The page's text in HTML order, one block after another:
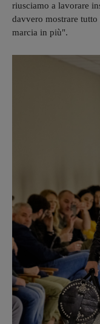
riusciamo a lavorare
davvero mostrare
marcia in più".